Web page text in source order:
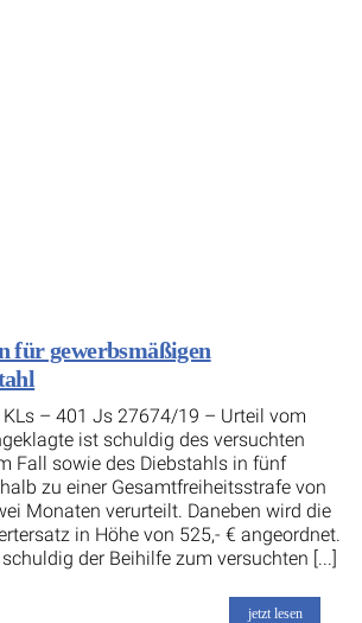
für gewerbsmäßigen
KLs – 401 Js 27674/19 – Urteil vom
ist schuldig des versuchten
Fall sowie des Diebstahls in fünf
zu einer Gesamtfreiheitsstrafe von
Monaten verurteilt. Daneben wird die
in Höhe von 525,- € angeordnet.
der Beihilfe zum versuchten [...]
jetzt lesen